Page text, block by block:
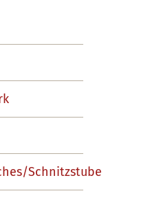
Schnitzstube